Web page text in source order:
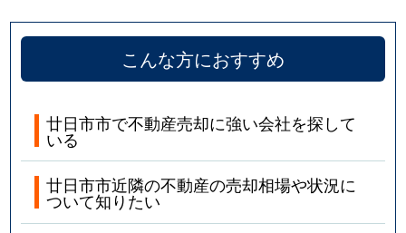
こんな方におすすめ
廿日市市で不動産売却に強い会社を探して
いる
廿日市市近隣の不動産の売却相場や状況に
ついて知りたい